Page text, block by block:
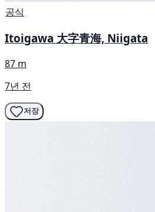
공식
Itoigawa 大字青海, Niigata
87 m
7년 전
저장